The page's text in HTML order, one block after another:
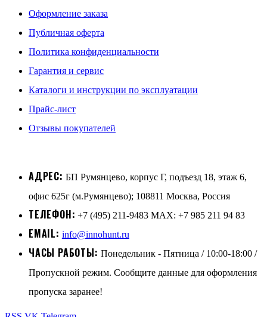
Оформление заказа
Публичная оферта
Политика конфиденциальности
Гарантия и сервис
Каталоги и инструкции по эксплуатации
Прайс-лист
Отзывы покупателей
АДРЕС: БП Румянцево, корпус Г, подъезд 18, этаж 6,
офис 625г (м.Румянцево); 108811 Москва, Россия
ТЕЛЕФОН: +7 (495) 211-9483 MAX: +7 985 211 94 83
EMAIL: info@innohunt.ru
ЧАСЫ РАБОТЫ: Понедельник - Пятница / 10:00-18:00 /
Пропускной режим. Сообщите данные для оформления
пропуска заранее!